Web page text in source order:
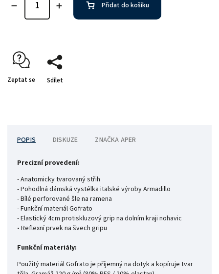
Přidat do košíku
Zeptat se Sdílet
POPIS DISKUZE ZNAČKA APER
Precizní provedení:
- Anatomicky tvarovaný střih
- Pohodlná dámská vystélka italské výroby Armadillo
- Bílé perforované šle na ramena
- Funkční materiál Gofrato
- Elastický 4cm protiskluzový grip na dolním kraji nohavic
- Reflexní prvek na švech gripu
Funkční materiály:
Použitý materiál Gofrato je příjemný na dotyk a kopíruje tvar